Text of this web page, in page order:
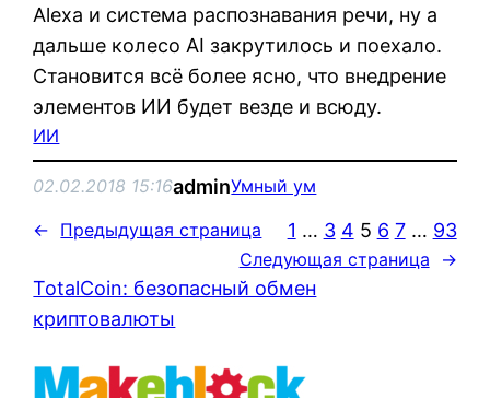
Alexa и система распознавания речи, ну а
дальше колесо AI закрутилось и поехало.
Становится всё более ясно, что внедрение
элементов ИИ будет везде и всюду.
ИИ
02.02.2018 15:16adminУмный ум
← Предыдущая страница 1 … 3 4 5 6 7 … 93
Следующая страница →
TotalCoin: безопасный обмен
криптовалюты